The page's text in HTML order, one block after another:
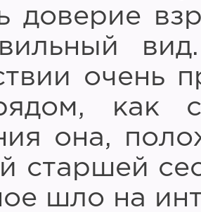
доверие
очень
как
она,
старшей
шло на